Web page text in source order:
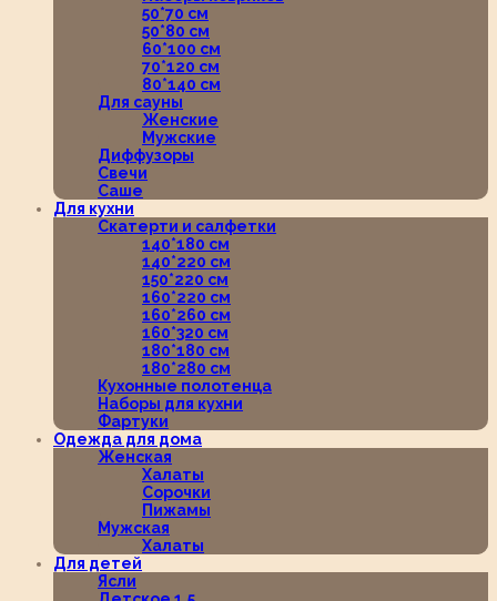
50*70 см
50*80 см
60*100 см
70*120 см
80*140 см
Для сауны
Женские
Мужские
Диффузоры
Свечи
Саше
Для кухни
Скатерти и салфетки
140*180 см
140*220 см
150*220 см
160*220 см
160*260 см
160*320 см
180*180 см
180*280 см
Кухонные полотенца
Наборы для кухни
Фартуки
Одежда для дома
Женская
Халаты
Сорочки
Пижамы
Мужская
Халаты
Для детей
Ясли